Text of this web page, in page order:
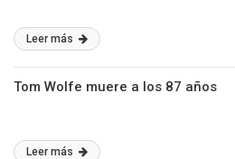
Leer más
Tom Wolfe muere a los 87 años
Leer más